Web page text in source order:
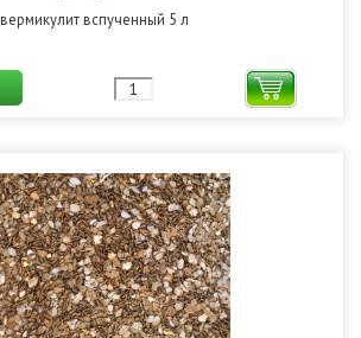
вермикулит вспученный 5 л